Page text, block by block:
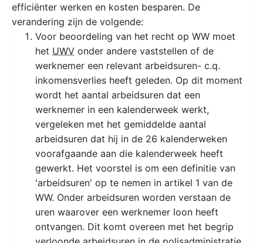
efficiënter werken en kosten besparen. De
verandering zijn de volgende:
Voor beoordeling van het recht op WW moet
het UWV onder andere vaststellen of de
werknemer een relevant arbeidsuren- c.q.
inkomensverlies heeft geleden. Op dit moment
wordt het aantal arbeidsuren dat een
werknemer in een kalenderweek werkt,
vergeleken met het gemiddelde aantal
arbeidsuren dat hij in de 26 kalenderweken
voorafgaande aan die kalenderweek heeft
gewerkt. Het voorstel is om een definitie van
'arbeidsuren' op te nemen in artikel 1 van de
WW. Onder arbeidsuren worden verstaan de
uren waarover een werknemer loon heeft
ontvangen. Dit komt overeen met het begrip